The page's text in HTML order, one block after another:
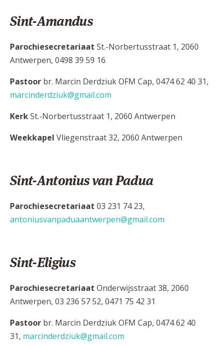
Sint-Amandus
Parochiesecretariaat St.-Norbertusstraat 1, 2060
Antwerpen, 0498 39 59 16
Pastoor br. Marcin Derdziuk OFM Cap, 0474 62 40 31,
marcinderdziuk@gmail.com
KerkSt.-Norbertusstraat 1, 2060 Antwerpen
Weekkapel Vliegenstraat 32, 2060 Antwerpen
Sint-Antonius van Padua
Parochiesecretariaat 03 231 74 23,
antoniusvanpaduaantwerpen@gmail.com
Sint-Eligius
Parochiesecretariaat Onderwijsstraat 38, 2060
Antwerpen, 03 236 57 52, 0471 75 42 31
Pastoor br. Marcin Derdziuk OFM Cap, 0474 62 40
31, marcinderdziuk@gmail.com